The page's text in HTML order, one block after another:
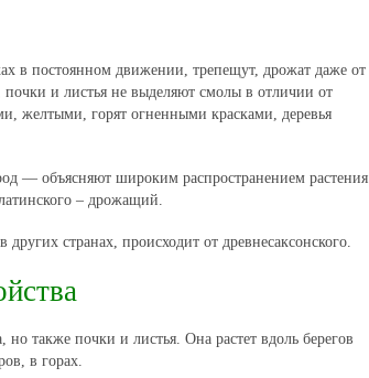
в постоянном движении, трепещут, дрожат даже от
почки и листья не выделяют смолы в отличии от
желтыми, горят огненными красками, деревья
— объясняют широким распространением растения
– дрожащий.
странах, происходит от древнесаксонского.
также почки и листья. Она растет вдоль берегов
в горах.